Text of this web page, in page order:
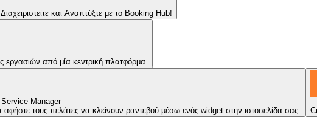
και Αναπτύξτε με το Booking Hub!
εργασιών από μία κεντρική πλατφόρμα.
Service Manager
αφήστε τους πελάτες να κλείνουν ραντεβού μέσω ενός widget στην ιστοσελίδα σας.